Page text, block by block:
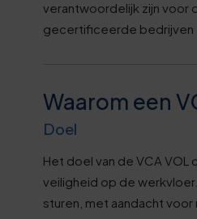
verantwoordelijk zijn voor
gecertificeerde bedrijven
Waarom een
Doel
Het doel van de VCA
veiligheid op de
sturen, met aandacht